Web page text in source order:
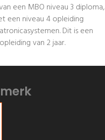
een MBO niveau 3 diploma,
een niveau 4 opleiding
Dit is een
van 2 jaar.